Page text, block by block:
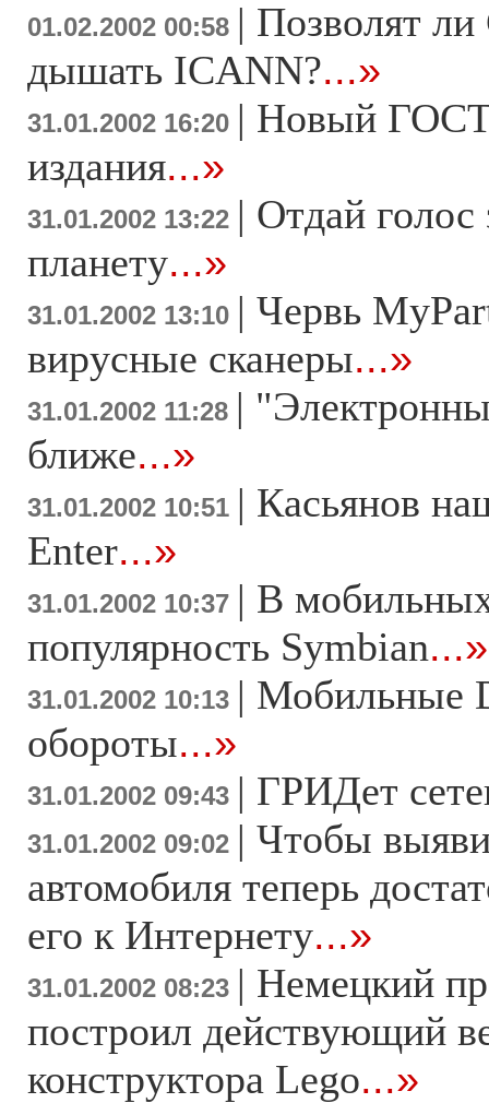
01.02.2002 00:58 | Позволят
дышать ICANN?...»
31.01.2002 16:20 | Новый ГОСТ
издания...»
31.01.2002 13:22 | Отдай
планету...»
31.01.2002 13:10 | Червь
вирусные сканеры...»
31.01.2002 11:28 |
ближе...»
31.01.2002 10:51 | Касьянов
Enter...»
31.01.2002 10:37 | В
популярность Symbian...»
31.01.2002 10:13 | Мобильные
обороты...»
31.01.2002 09:43 | ГРИДет
31.01.2002 09:02 | Чтобы
автомобиля теперь
его к Интернету...»
31.01.2002 08:23 | Немецкий
построил действующий
конструктора Lego...»